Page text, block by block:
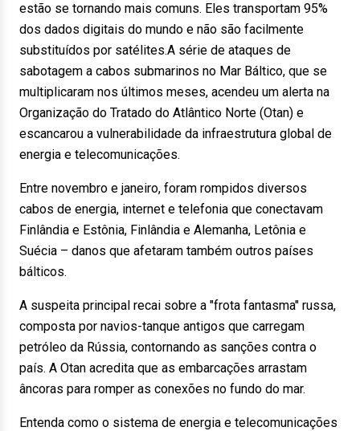
estão se tornando mais comuns. Eles transportam 95%
dos dados digitais do mundo e não são facilmente
substituídos por satélites.A série de ataques de
sabotagem a cabos submarinos no Mar Báltico, que se
multiplicaram nos últimos meses, acendeu um alerta na
Organização do Tratado do Atlântico Norte (Otan) e
escancarou a vulnerabilidade da infraestrutura global de
energia e telecomunicações.
Entre novembro e janeiro, foram rompidos diversos
cabos de energia, internet e telefonia que conectavam
Finlândia e Estônia, Finlândia e Alemanha, Letônia e
Suécia – danos que afetaram também outros países
bálticos.
A suspeita principal recai sobre a "frota fantasma" russa,
composta por navios-tanque antigos que carregam
petróleo da Rússia, contornando as sanções contra o
país. A Otan acredita que as embarcações arrastam
âncoras para romper as conexões no fundo do mar.
Entenda como o sistema de energia e telecomunicações